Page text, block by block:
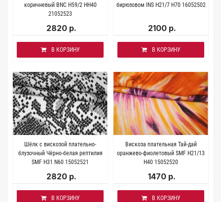
коричневый BNC H59/2 HH40
21052523
2820 р.
В КОРЗИНУ
бирюзовом INS H21/7 H70 16052502
2100 р.
В КОРЗИНУ
Шёлк с вискозой плательно-
блузочный Чёрно-белая рептилия
SMF H31 N60 15052521
2820 р.
В КОРЗИНУ
Вискоза плательная Тай-дай
оранжево-фиолетовый SMF H21/13
H40 15052520
1470 р.
В КОРЗИНУ